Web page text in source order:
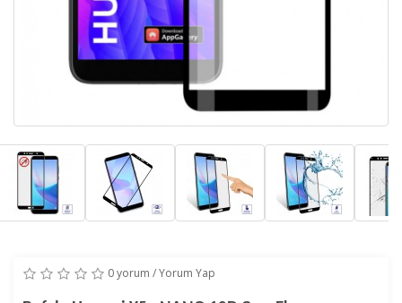
0 yorum /Yorum Yap